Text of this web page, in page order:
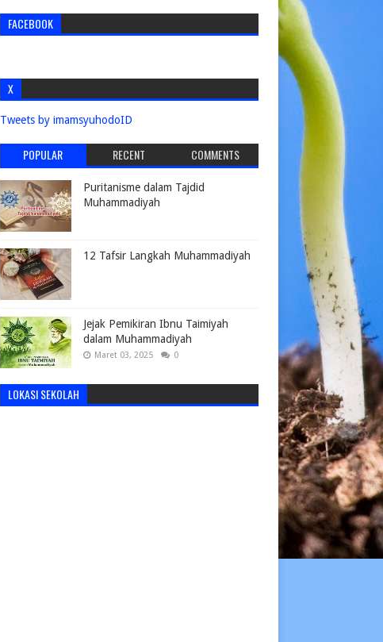
FACEBOOK
X
Tweets by imamsyuhodoID
POPULAR RECENT COMMENTS
Puritanisme dalam Tajdid
Muhammadiyah
12 Tafsir Langkah Muhammadiyah
Jejak Pemikiran Ibnu Taimiyah
dalam Muhammadiyah
Maret 03, 2025 0
LOKASI SEKOLAH